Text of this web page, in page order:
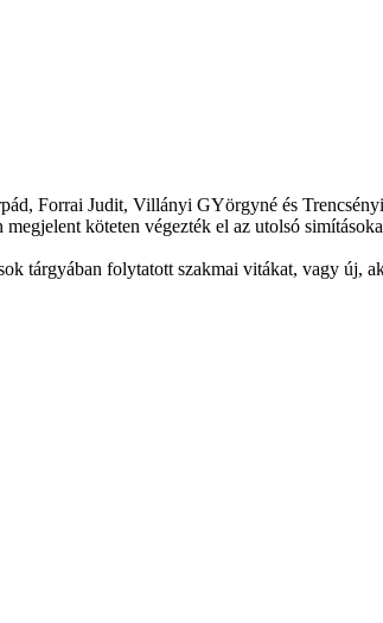
Forrai Judit, Villányi GYörgyné és
köteten végezték el az utolsó
tárgyában folytatott szakmai vitákat, vagy új,